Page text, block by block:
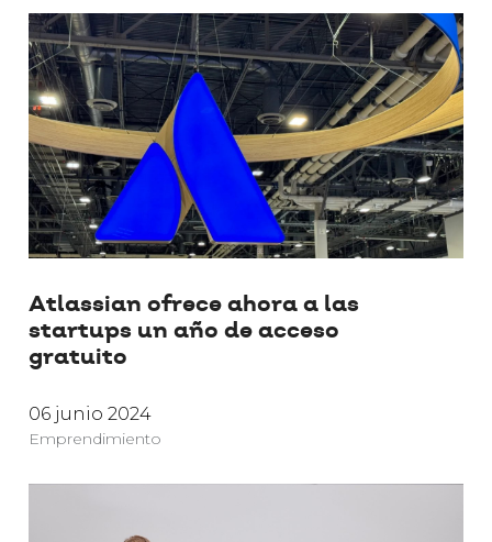
Atlassian ofrece ahora a las
startups un año de acceso
gratuito
06 junio 2024
Emprendimiento